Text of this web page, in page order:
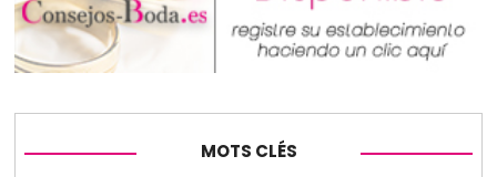
MOTS CLÉS